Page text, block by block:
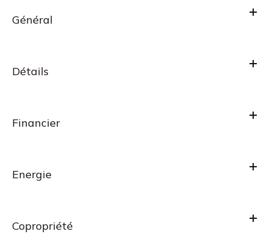
Général
Détails
Financier
Energie
Copropriété